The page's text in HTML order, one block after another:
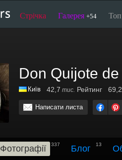
Стрічка Галерея +54
Don Quijote
Київ 42,7 тис. Рейтинг 69,2
Написати листа
Фотографії 337 Блог 13